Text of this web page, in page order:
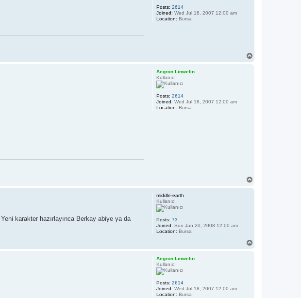
Posts: 2614
Joined: Wed Jul 18, 2007 12:00 am
Location: Bursa
Aegron Linwelin
Kullanıcı
Posts: 2614
Joined: Wed Jul 18, 2007 12:00 am
Location: Bursa
middle-earth
Kullanıcı
Posts: 73
Joined: Sun Jan 20, 2008 12:00 am
Location: Bursa
. Yeni karakter hazırlayınca Berkay abiye ya da
Aegron Linwelin
Kullanıcı
Posts: 2614
Joined: Wed Jul 18, 2007 12:00 am
Location: Bursa